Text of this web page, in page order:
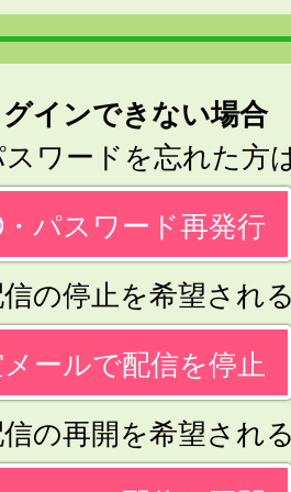
グインできない場合
スワードを忘れた方
・パスワード再発行
の停止を希望され
ールで配信を停止
の再開を希望され